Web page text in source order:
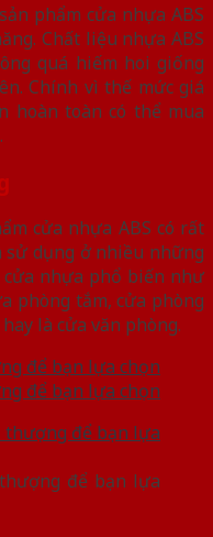
phẩm cửa nhựa ABS
Chất liệu nhựa ABS
quá hiếm hoi giống
Chính vì thế mức giá
hoàn toàn có thể mua
cửa nhựa ABS có rất
dụng ở nhiều những
cửa nhựa phổ biến như
phòng tắm, cửa phòng
là cửa văn phòng.
để bạn lựa